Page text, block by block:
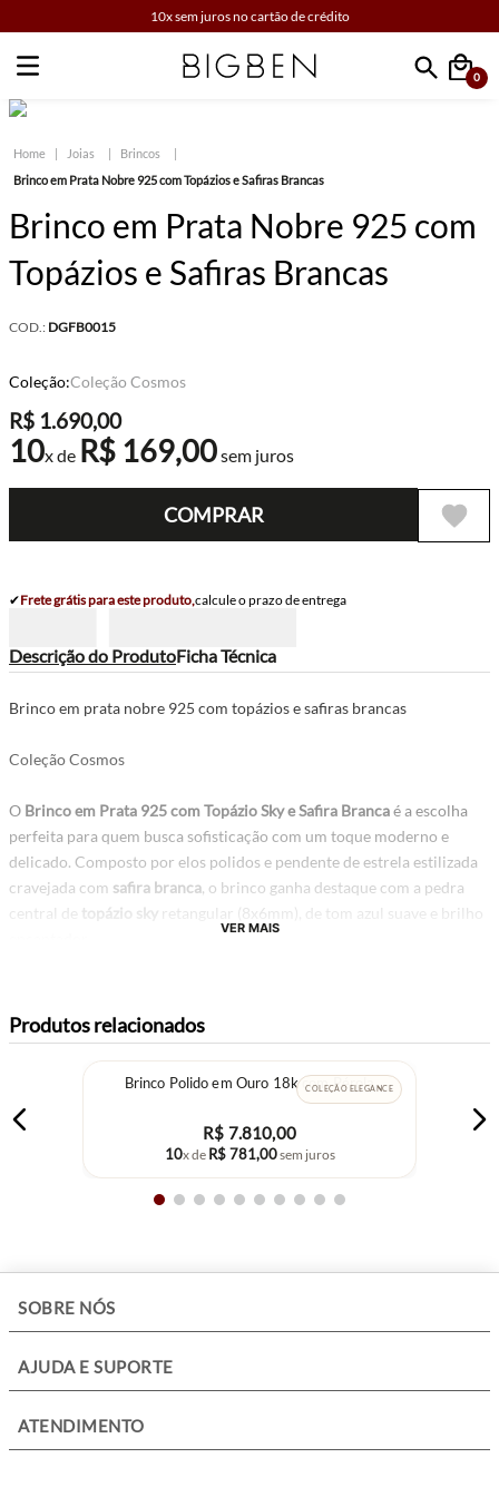
10x sem juros no cartão de crédito
Faça sua busca
0
Joias
Brincos
Brinco em Prata Nobre 925 com Topázios e Safiras Brancas
Brinco em Prata Nobre 925 com
Topázios e Safiras Brancas
COD.: DGFB0015
Coleção:Coleção Cosmos
R$ 1.690,00
10x de R$ 169,00sem juros
COMPRAR
✔Frete grátis para este produto,calcule o prazo de entrega
Descrição do ProdutoFicha Técnica
Brinco em prata nobre 925 com topázios e safiras brancas
Coleção Cosmos
O Brinco em Prata 925 com Topázio Sky e Safira Brancaé a escolha
perfeita para quem busca sofisticação com um toque moderno e
delicado. Composto por elos polidos e pendente de estrela estilizada
cravejada com safira branca, o brinco ganha destaque com a pedra
central de topázio sky retangular (8x6mm), de tom azul suave e brilho
ocasiões especiais. O design em
enquanto o mix de gemas naturais oferece charme e luminosidade
VER MAIS
Produtos relacionados
COLEÇÃO ELEGANCE
Brinco Polido em Ouro 18k com Pérola
R$ 7.810,00
10x de R$ 781,00sem juros
SOBRE NÓS
AJUDA E SUPORTE
ATENDIMENTO